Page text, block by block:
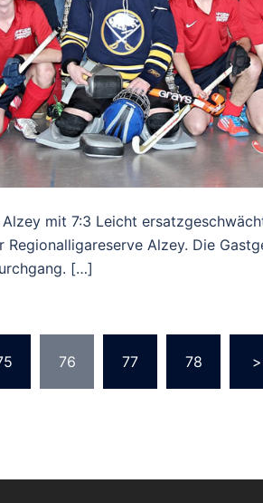
mit 7:3 Leicht
Regionalligareserve Alzey. Die
[…]
76 77 78 >